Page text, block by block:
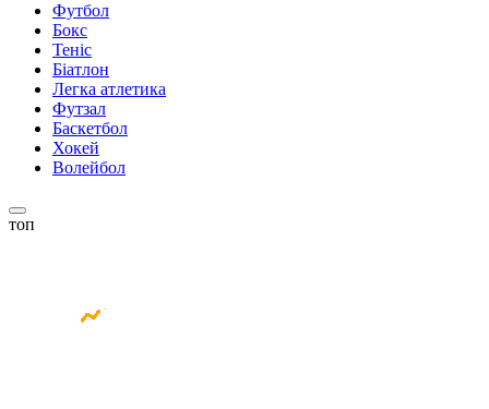
Футбол
Бокс
Теніс
Біатлон
Легка атлетика
Футзал
Баскетбол
Хокей
Волейбол
топ